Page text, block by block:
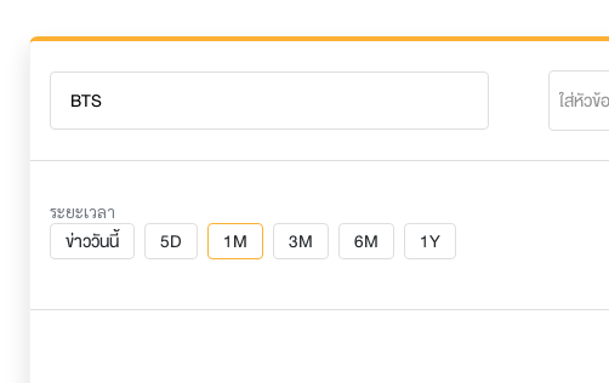
ระยะเวลา
ข่าววันนี้ 5D 1M 3M 6M 1Y